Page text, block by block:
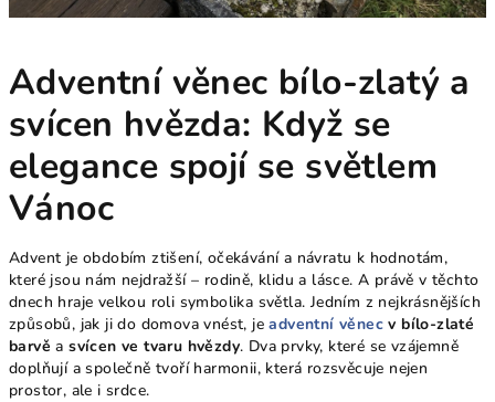
Adventní věnec bílo-zlatý a
svícen hvězda: Když se
elegance spojí se světlem
Vánoc
Advent je obdobím ztišení, očekávání a návratu k hodnotám,
které jsou nám nejdražší – rodině, klidu a lásce. A právě v těchto
dnech hraje velkou roli symbolika světla. Jedním z nejkrásnějších
způsobů, jak ji do domova vnést, jeadventní věnec v bílo-zlaté
barvě asvícen ve tvaru hvězdy. Dva prvky, které se vzájemně
doplňují a společně tvoří harmonii, která rozsvěcuje nejen
prostor, ale i srdce.